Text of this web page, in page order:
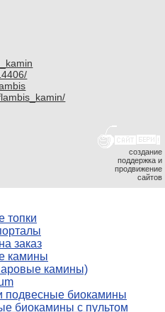
создание
поддержка и
продвижение
сайтов
топки
заказ
камины
камины)
подвесные биокамины
биокамины с пультом